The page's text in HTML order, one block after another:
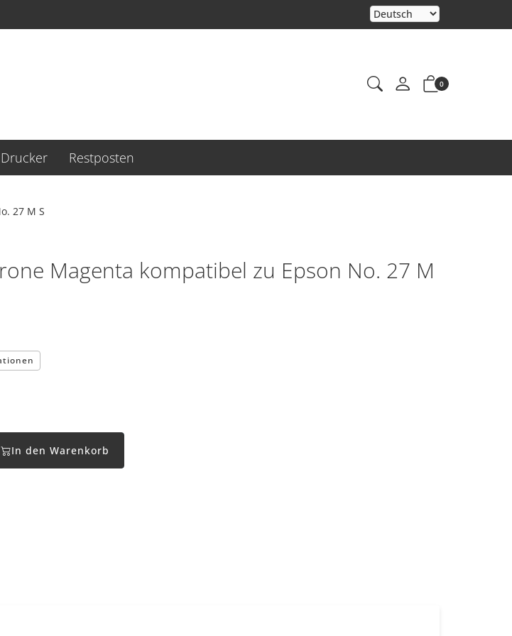
0
Drucker Restposten
27 M S
Magenta kompatibel zu Epson No. 27 M
In den Warenkorb